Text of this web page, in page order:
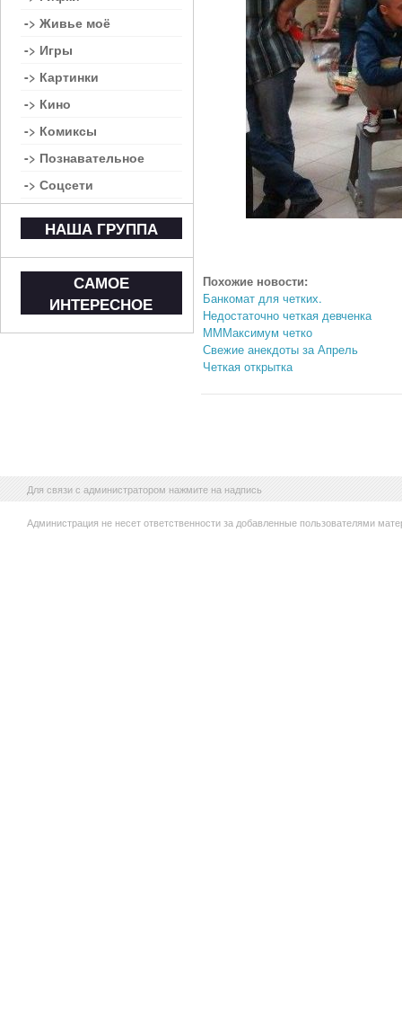
Похожие новости:
Банкомат для четких.
Недостаточно четкая девченка
МММаксимум четко
Свежие анекдоты за Апрель
Четкая открытка
-> Живье моё
-> Игры
-> Картинки
-> Кино
-> Комиксы
-> Познавательное
-> Соцсети
НАША ГРУППА
САМОЕ
ИНТЕРЕСНОЕ
Для связи с администратором нажмите на надпись
Администрация не несет ответственности за добавленные пользователями